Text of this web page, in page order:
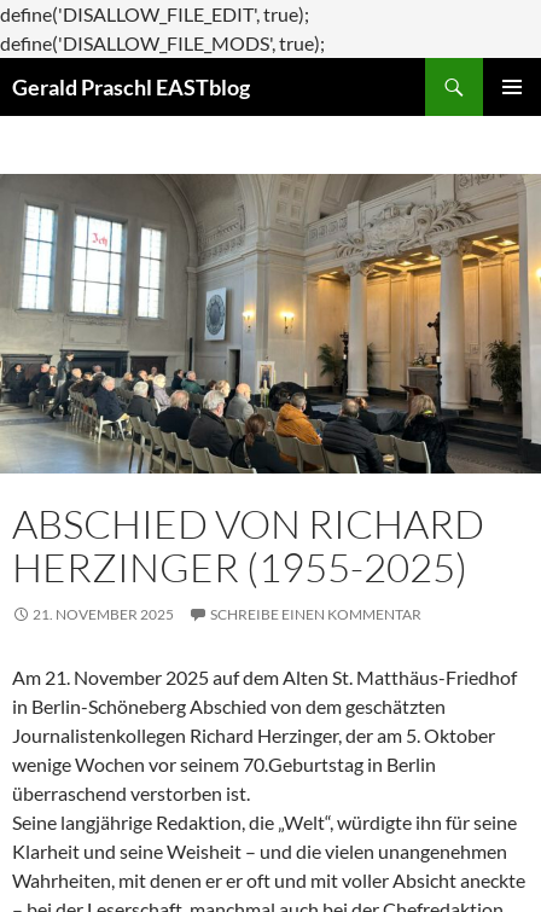
define('DISALLOW_FILE_EDIT', true);
define('DISALLOW_FILE_MODS', true);
Gerald Praschl EASTblog
ABSCHIED VON RICHARD
HERZINGER (1955-2025)
21. NOVEMBER 2025 SCHREIBE EINEN KOMMENTAR
Am 21. November 2025 auf dem Alten St. Matthäus-Friedhof
in Berlin-Schöneberg Abschied von dem geschätzten
Journalistenkollegen Richard Herzinger, der am 5. Oktober
wenige Wochen vor seinem 70.Geburtstag in Berlin
überraschend verstorben ist.
Seine langjährige Redaktion, die „Welt“, würdigte ihn für seine
Klarheit und seine Weisheit – und die vielen unangenehmen
Wahrheiten, mit denen er er oft und mit voller Absicht aneckte